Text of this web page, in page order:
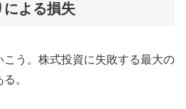
による損失
こう。株式投資に失敗する最大の
。